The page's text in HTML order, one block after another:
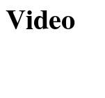
Video